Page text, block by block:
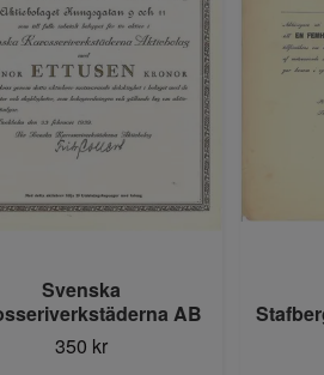
Svenska
AB
350 kr